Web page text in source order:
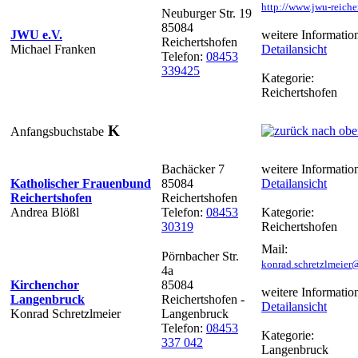
JWU e.V.
Michael Franken
Neuburger Str. 19
85084
Reichertshofen
Telefon: 08453
339425
http://www.jwu-
weitere
Detailansicht
Kategorie:
Reichertshofen
Anfangsbuchstabe K
Katholischer Frauenbund
Reichertshofen
Andrea Blößl
Bachäcker 7
85084
Reichertshofen
Telefon: 08453
30319
weitere
Detailansicht
Kategorie:
Reichertshofen
Kirchenchor
Langenbruck
Konrad Schretzlmeier
Pörnbacher Str.
4a
85084
Reichertshofen -
Langenbruck
Telefon: 08453
337 042
Mail:
weitere
Detailansicht
Kategorie:
Langenbruck